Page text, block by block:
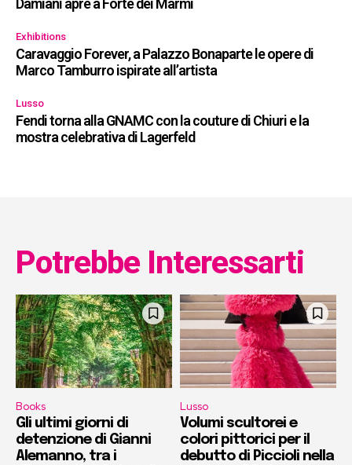
Damiani apre a Forte dei Marmi
Exhibitions
Caravaggio Forever, a Palazzo Bonaparte le opere di
Marco Tamburro ispirate all’artista
Lusso
Fendi torna alla GNAMC con la couture di Chiuri e la
mostra celebrativa di Lagerfeld
Potrebbe Interessarti
Books
Gli ultimi giorni di
detenzione di Gianni
Alemanno, tra i
Lusso
Volumi scultorei e
colori pittorici per il
debutto di Piccioli nella